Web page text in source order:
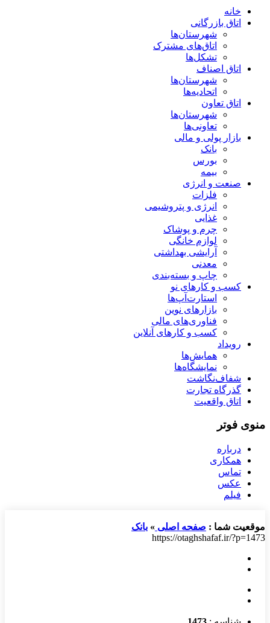
خانه
اتاق بازرگانی
شهرستان‌ها
اتاق‌های مشترک
تشکل‌ها
اتاق اصناف
شهرستان‌ها
اتحادیه‌ها
اتاق تعاون
شهرستان‌ها
تعاونی‌ها
بازار پولی و مالی
بانک
بورس
بیمه
صنعت و انرژی
فلزات
انرژی و پتروشیمی
غذایی
چرم و پوشاک
لوازم خانگی
آرایشی بهداشتی
معدنی
چاپ و بسته‌بندی
کسب و کارهای نو
استارت‌آپ‌ها
بازارهای نوین
فناوری‌های مالی
کسب و کارهای آنلاین
رویداد
همایش‌ها
نمایشگاه‌ها
شفاف‌نگاشت
گذرگاه تجارت
اتاق واقعیت
منوی فوتر
درباره
همکاری
تماس
عکس
فیلم
موقعیت شما : صفحه اصلی » بانک
https://otaghshafaf.ir/?p=1473